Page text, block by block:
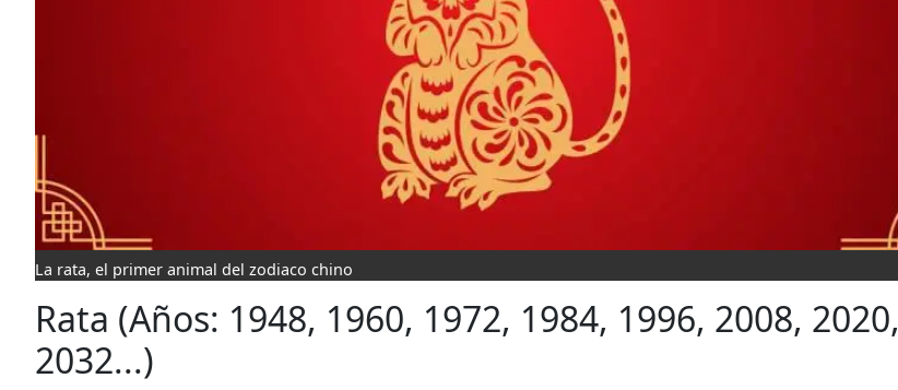
La rata, el primer animal del zodiaco chino
Rata (Años: 1948, 1960, 1972, 1984, 1996, 2008, 2020,
2032...)